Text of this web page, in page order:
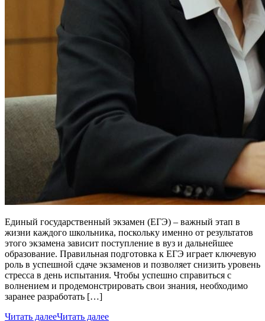
Единый государственный экзамен (ЕГЭ) – важный этап в
жизни каждого школьника, поскольку именно от результатов
этого экзамена зависит поступление в вуз и дальнейшее
образование. Правильная подготовка к ЕГЭ играет ключевую
роль в успешной сдаче экзаменов и позволяет снизить уровень
стресса в день испытания. Чтобы успешно справиться с
волнением и продемонстрировать свои знания, необходимо
заранее разработать […]
Читать далееЧитать далее